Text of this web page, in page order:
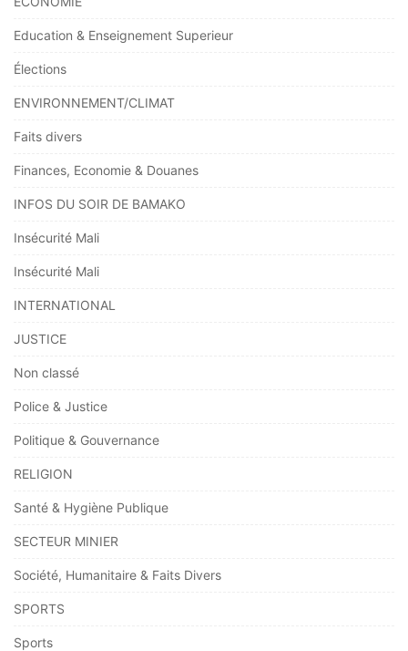
Education & Enseignement Superieur
Élections
ENVIRONNEMENT/CLIMAT
Faits divers
Finances, Economie & Douanes
INFOS DU SOIR DE BAMAKO
Insécurité Mali
Insécurité Mali
INTERNATIONAL
JUSTICE
Non classé
Police & Justice
Politique & Gouvernance
RELIGION
Santé & Hygiène Publique
SECTEUR MINIER
Société, Humanitaire & Faits Divers
SPORTS
Sports